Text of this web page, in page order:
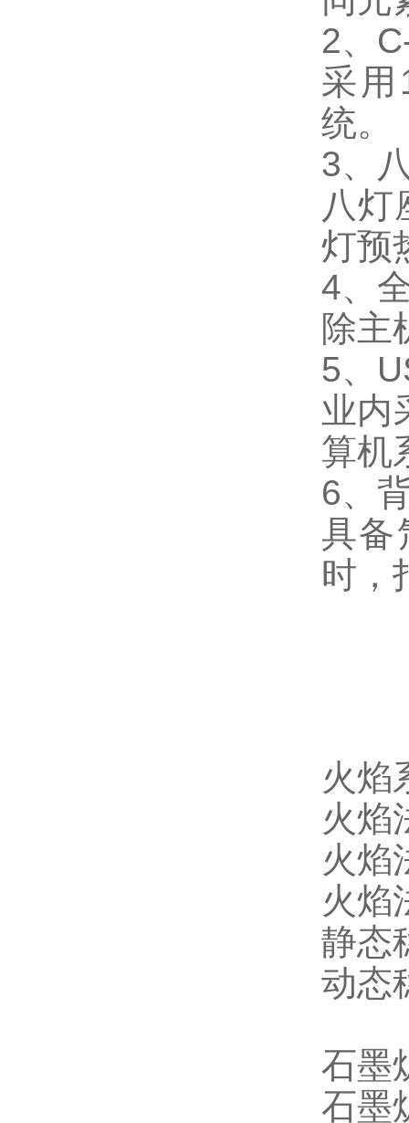
2、
采用
统。
3、
八灯
灯预
4、
除主
5、
业内
算机
6、
具备
时，
火焰
火焰
火焰
火焰
静态
动态
石墨
石墨